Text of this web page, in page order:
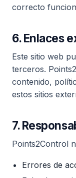
correcto
6. Enlaces
Este sitio web
terceros.
contenido,
estos sitios
7.
Points2Control
Errores de